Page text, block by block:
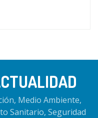
Medio Ambiente,
Sanitario, Seguridad